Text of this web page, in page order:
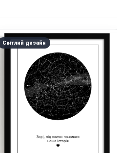
Світлий дизайн